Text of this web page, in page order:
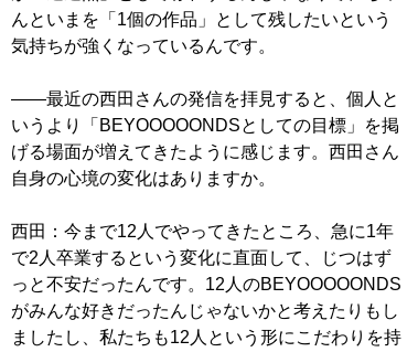
んといまを「1個の作品」として残したいという
気持ちが強くなっているんです。
——最近の西田さんの発信を拝見すると、個人と
いうより「BEYOOOOONDSとしての目標」を掲
げる場面が増えてきたように感じます。西田さん
自身の心境の変化はありますか。
西田：今まで12人でやってきたところ、急に1年
で2人卒業するという変化に直面して、じつはず
っと不安だったんです。12人のBEYOOOOONDS
がみんな好きだったんじゃないかと考えたりもし
ましたし、私たちも12人という形にこだわりを持